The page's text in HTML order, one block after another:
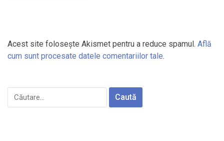
Acest site folosește Akismet pentru a reduce spamul. Află
cum sunt procesate datele comentariilor tale.
Caută
după: